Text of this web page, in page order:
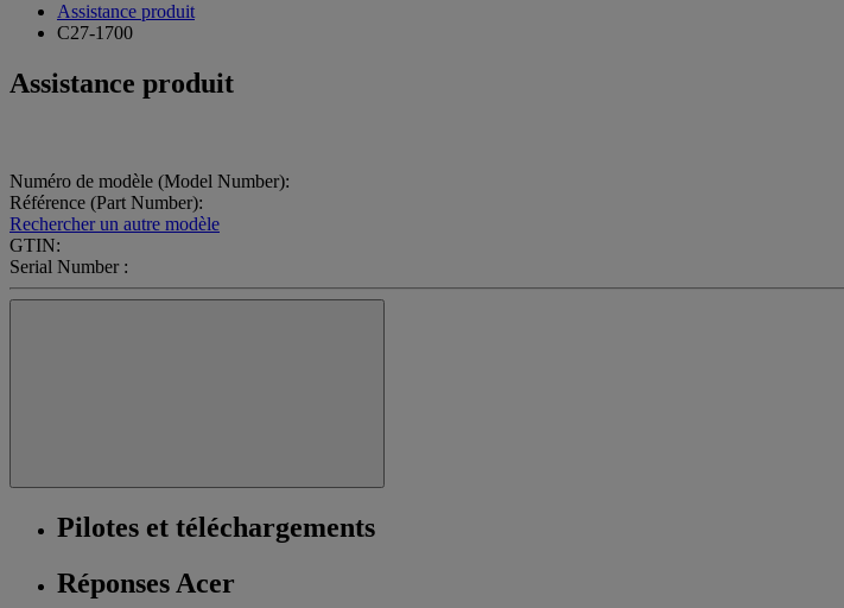
Assistance produit
C27-1700
Assistance produit
Numéro de modèle (Model Number):
Référence (Part Number):
Rechercher un autre modèle
GTIN:
Serial Number :
Pilotes et téléchargements
Réponses Acer